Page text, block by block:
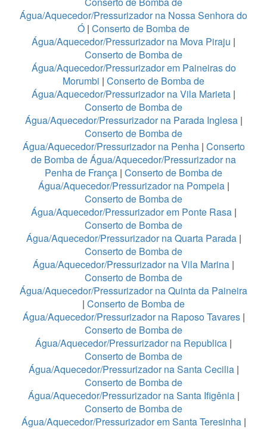
Água/Aquecedor/Pressurizador na Nossa Senhora do
Ó | Conserto de Bomba de
Água/Aquecedor/Pressurizador na Mova Piraju |
Conserto de Bomba de
Água/Aquecedor/Pressurizador em Paineiras do
Morumbi | Conserto de Bomba de
Água/Aquecedor/Pressurizador na Vila Marieta |
Conserto de Bomba de
Água/Aquecedor/Pressurizador na Parada Inglesa |
Conserto de Bomba de
Água/Aquecedor/Pressurizador na Penha| Conserto
de Bomba de Água/Aquecedor/Pressurizador na
Penha de França | Conserto de Bomba de
Água/Aquecedor/Pressurizador na Pompeia|
Conserto de Bomba de
Água/Aquecedor/Pressurizador em Ponte Rasa|
Conserto de Bomba de
Água/Aquecedor/Pressurizador na Quarta Parada|
Conserto de Bomba de
Água/Aquecedor/Pressurizador na Vila Marina |
Conserto de Bomba de
Água/Aquecedor/Pressurizador na Quinta da Paineira
| Conserto de Bomba de
Água/Aquecedor/Pressurizador na Raposo Tavares|
Conserto de Bomba de
Água/Aquecedor/Pressurizador na Republica |
Conserto de Bomba de
Água/Aquecedor/Pressurizador na Santa Cecilia|
Conserto de Bomba de
Água/Aquecedor/Pressurizador na Santa Ifigênia |
Conserto de Bomba de
Água/Aquecedor/Pressurizador em Santa Teresinha|